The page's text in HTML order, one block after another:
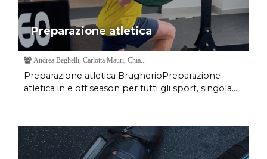
Preparazione atletica
Andrea Beghelli, Carlotta Mauri, Chia...
Preparazione atletica BrugherioPreparazione
atletica in e off season per tutti gli sport, singola...